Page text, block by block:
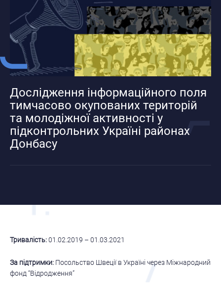
Дослідження інформаційного поля
тимчасово окупованих територій
та молодіжної активності у
підконтрольних Україні районах
Донбасу
Тривалість:01.02.2019 – 01.03.2021
За підтримки: Посольство Швеції в Україні через Міжнародний
фонд “Відродження”